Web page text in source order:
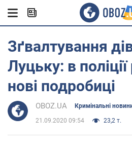
Зґвалтування
Луцьку: в
нові подробиці
OBOZ.UA Кримінальні
21.09.2020 09:54 23,2 т.